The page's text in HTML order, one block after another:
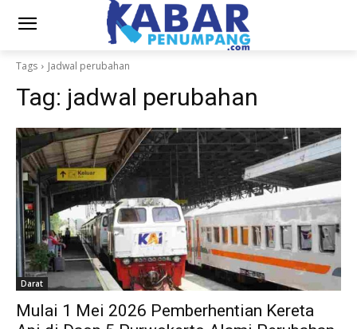
Tags Jadwal perubahan
Tag: jadwal perubahan
Darat
Mulai 1 Mei 2026 Pemberhentian Kereta